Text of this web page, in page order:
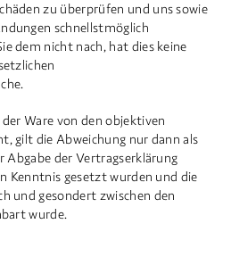
zu überprüfen und uns sowie
schnellstmöglich
dem nicht nach, hat dies keine
Ware von den objektiven
gilt die Abweichung nur dann als
Abgabe der Vertragserklärung
Kenntnis gesetzt wurden und die
und gesondert zwischen den
wurde.